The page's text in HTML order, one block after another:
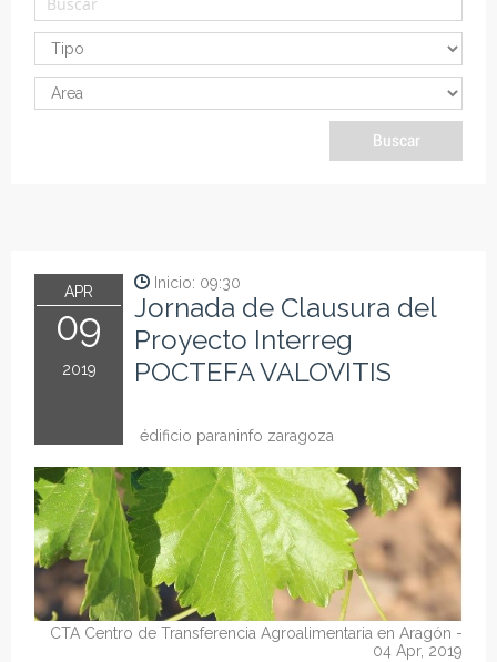
APR
09
2019
Inicio: 09:30
Jornada de Clausura del
Proyecto Interreg
POCTEFA VALOVITIS
édificio paraninfo zaragoza
CTA Centro de Transferencia Agroalimentaria en Aragón -
04 Apr, 2019